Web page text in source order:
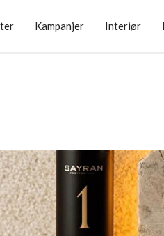
Kampanjer Interiør